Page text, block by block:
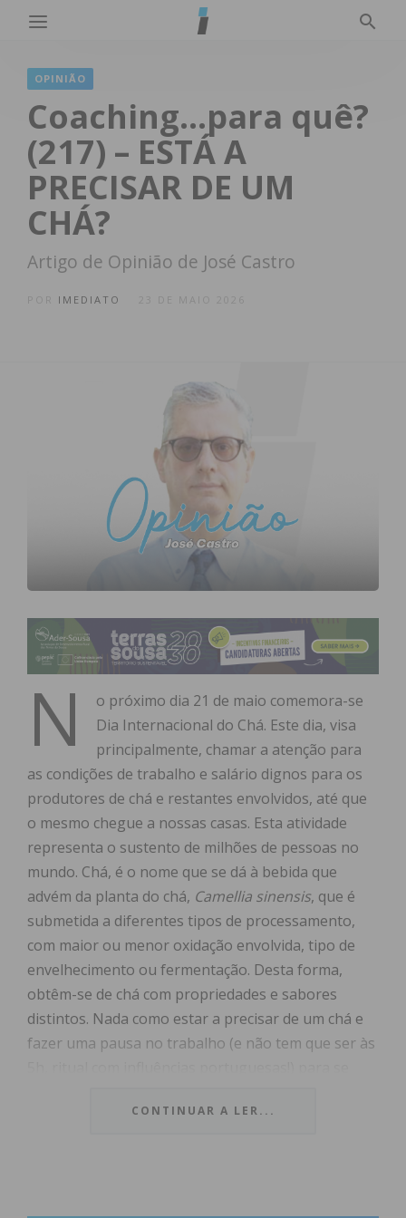
OPINIÃO
Coaching…para quê?
(217) – ESTÁ A
PRECISAR DE UM
CHÁ?
Artigo de Opinião de José Castro
IMEDIATO 23 DE MAIO 2026
N
o próximo dia 21 de maio comemora-se
Dia Internacional do Chá. Este dia, visa
principalmente, chamar a atenção para
as condições de trabalho e salário dignos para os
produtores de chá e restantes envolvidos, até que
o mesmo chegue a nossas casas. Esta atividade
representa o sustento de milhões de pessoas no
mundo. Chá, é o nome que se dá à bebida que
advém da planta do chá, Camellia sinensis, que é
submetida a diferentes tipos de processamento,
com maior ou menor oxidação envolvida, tipo de
envelhecimento ou fermentação. Desta forma,
obtêm-se de chá com propriedades e sabores
distintos. Nada como estar a precisar de um chá e
fazer uma pausa no trabalho (e não tem que ser às
o seu cheiro e sabor. Depois, é só regressar ao
CONTINUAR A LER...